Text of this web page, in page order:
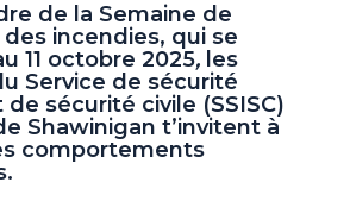
de la Semaine de
incendies, qui se
11 octobre 2025, les
Service de sécurité
sécurité civile (SSISC)
Shawinigan t’invitent à
comportements